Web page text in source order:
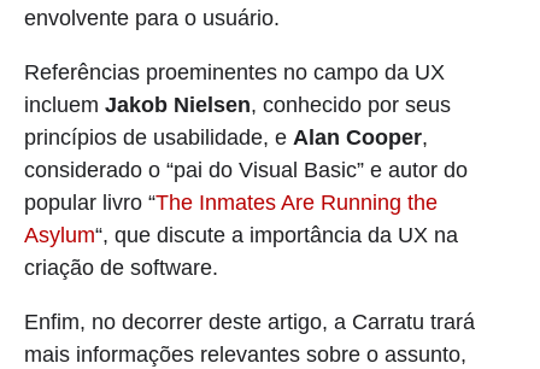
envolvente para o usuário.
Referências proeminentes no campo da UX
incluem Jakob Nielsen, conhecido por seus
princípios de usabilidade, e Alan Cooper,
considerado o “pai do Visual Basic” e autor do
popular livro “The Inmates Are Running the
Asylum“, que discute a importância da UX na
criação de software.
Enfim, no decorrer deste artigo, a Carratu trará
mais informações relevantes sobre o assunto,